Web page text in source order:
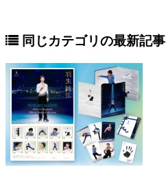
同じカテゴリの最新記事